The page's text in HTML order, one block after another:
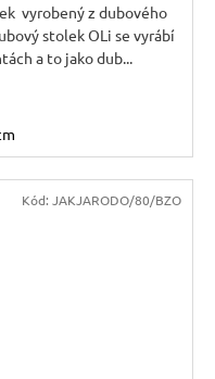
vyrobený z dubového
stolek OLi se vyrábí
a to jako dub...
Kód: JAKJARODO/80/BZO